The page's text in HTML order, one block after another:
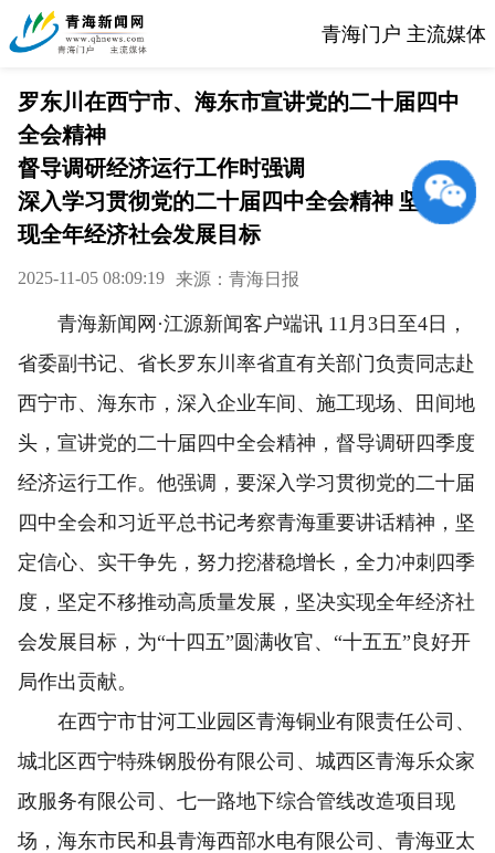
青海门户 主流媒体
罗东川在西宁市、海东市宣讲党的二十届四中
全会精神
督导调研经济运行工作时强调
深入学习贯彻党的二十届四中全会精神 坚决实
现全年经济社会发展目标
2025-11-05 08:09:19 来源：青海日报
青海新闻网·江源新闻客户端讯 11月3日至4日，
省委副书记、省长罗东川率省直有关部门负责同志赴
西宁市、海东市，深入企业车间、施工现场、田间地
头，宣讲党的二十届四中全会精神，督导调研四季度
经济运行工作。他强调，要深入学习贯彻党的二十届
四中全会和习近平总书记考察青海重要讲话精神，坚
定信心、实干争先，努力挖潜稳增长，全力冲刺四季
度，坚定不移推动高质量发展，坚决实现全年经济社
会发展目标，为“十四五”圆满收官、“十五五”良好开
局作出贡献。
在西宁市甘河工业园区青海铜业有限责任公司、
城北区西宁特殊钢股份有限公司、城西区青海乐众家
政服务有限公司、七一路地下综合管线改造项目现
场，海东市民和县青海西部水电有限公司、青海亚太